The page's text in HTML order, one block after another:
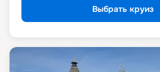
Выбрать круиз